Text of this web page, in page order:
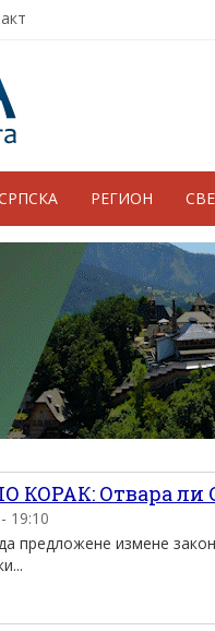
РЕГИОН
КОРАК: Отвара ли
19:10
предложене измене